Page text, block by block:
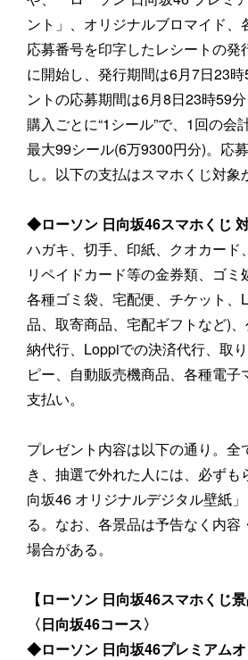
ント」、オリジナルブロマイド、
応募番号を印字したレシートの発
に開始し、発行期間は6月7日23
ントの応募期間は6月8日23時59
購入ごとに“1シール”で、1回の会
最大99シール(6万9300円分)。応
し。以下の支払はスマホくじ対象
◆ローソン 日向坂46スマホくじ
ハガキ、切手、印紙、クオカード
リペイドカード等の金券類、ゴ
各種ゴミ袋、宅配便、チケット、
品、取寄商品、宅配ギフトなど)
納代行、Loppiでの決済代行、取
ピー、自動販売機商品、各種電
支払い。
プレゼント内容は以下の通り。全
き、抽選で外れた人には、必ずも
向坂46 オリジナルデジタル壁紙
る。なお、各景品は予告なく内容
場合がある。
【ローソン 日向坂46スマホくじ景
〈日向坂46コース〉
◆ローソン 日向坂46プレミアム